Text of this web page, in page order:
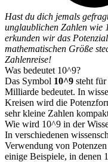
Hast du dich jemals
unglaublichen Zahlen wie
erkunden wir das
mathematischen Größe
Zahlenreise!
Was bedeutet 10^9?
Das Symbol 10^9 steht
Milliarde bedeutet. In
Kreisen wird die
sehr kleine Zahlen
Wie wird 10^9 in der
In verschiedenen
Verwendung von
einige Beispiele, in denen